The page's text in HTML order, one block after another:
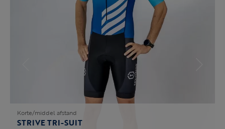
Korte/middel afstand
STRIVE TRI-SUIT